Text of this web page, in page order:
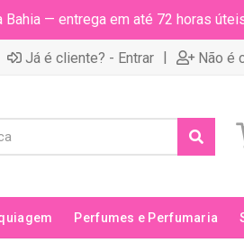
— entrega em até 72 horas
Já é cliente? - Entrar | Não é
Perfumes e Perfumaria